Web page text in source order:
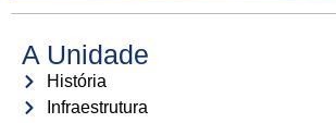
A Unidade
História
Infraestrutura